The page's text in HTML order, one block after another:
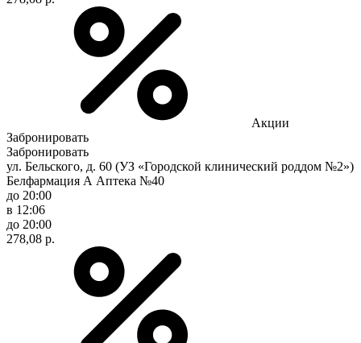
Акции
Забронировать
Забронировать
ул. Бельского, д. 60 (УЗ «Городской клинический роддом №2»)
Белфармация А Аптека №40
до 20:00
в 12:06
до 20:00
278,08 р.